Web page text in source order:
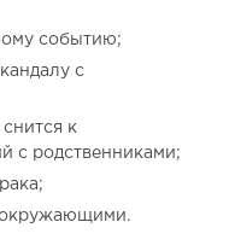
событию;
с
снится к
с родственниками;
окружающими.